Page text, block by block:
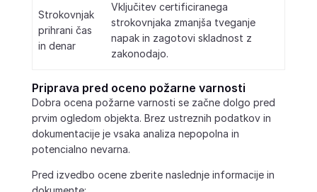
Strokovnjak
prihrani čas
in denar
Vključitev certificiranega
strokovnjaka zmanjša tveganje
napak in zagotovi skladnost z
zakonodajo.
Priprava pred oceno požarne varnosti
Dobra ocena požarne varnosti se začne dolgo pred
prvim ogledom objekta. Brez ustreznih podatkov in
dokumentacije je vsaka analiza nepopolna in
potencialno nevarna.
Pred izvedbo ocene zberite naslednje informacije in